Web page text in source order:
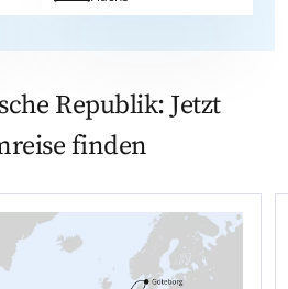
Republik: Jetzt
finden